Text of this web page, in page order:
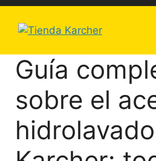
Saltar
contenido
Guía
sobre el